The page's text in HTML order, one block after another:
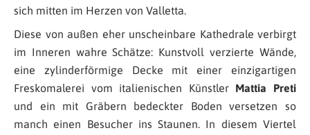
sich mitten im Herzen von Valletta.
Diese von außen eher unscheinbare Kathedrale verbirgt
im Inneren wahre Schätze: Kunstvoll verzierte Wände,
eine zylinderförmige Decke mit einer einzigartigen
Freskomalerei vom italienischen Künstler Mattia Preti
und ein mit Gräbern bedeckter Boden versetzen so
manch einen Besucher ins Staunen. In diesem Viertel